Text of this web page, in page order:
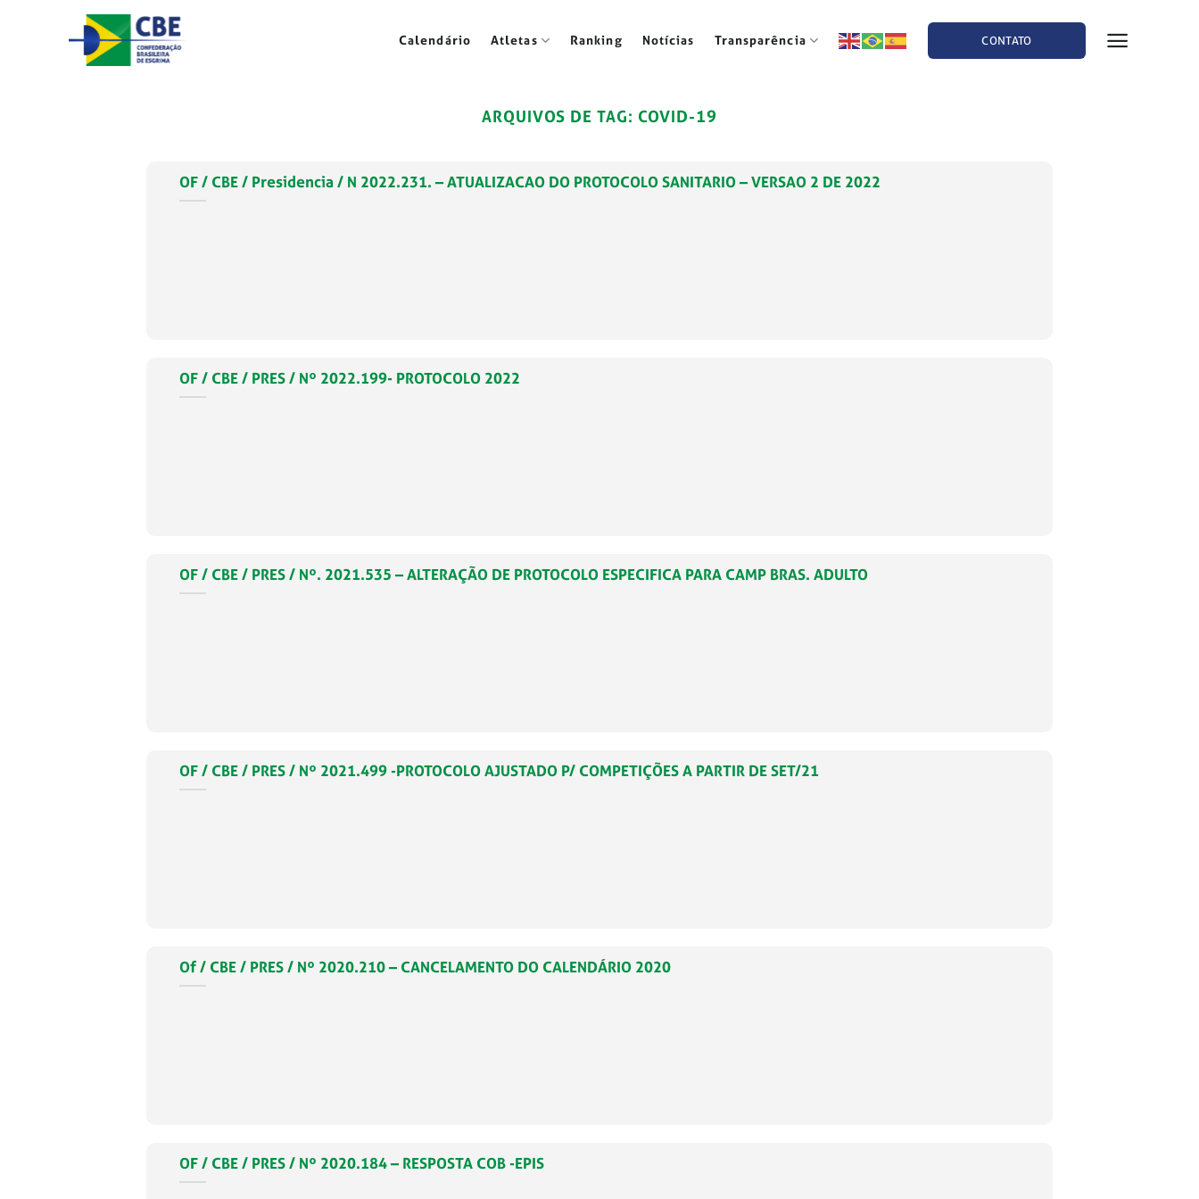
Calendário Atletas Ranking Notícias Transparência CONTATO
ARQUIVOS DE TAG: COVID-19
OF / CBE / Presidencia / N 2022.231. – ATUALIZACAO DO PROTOCOLO SANITARIO – VERSAO 2 DE 2022
OF / CBE / PRES / Nº 2022.199- PROTOCOLO 2022
OF / CBE / PRES / Nº. 2021.535 – ALTERAÇÃO DE PROTOCOLO ESPECIFICA PARA CAMP BRAS. ADULTO
OF / CBE / PRES / Nº 2021.499 -PROTOCOLO AJUSTADO P/ COMPETIÇÕES A PARTIR DE SET/21
Of / CBE / PRES / Nº 2020.210 – CANCELAMENTO DO CALENDÁRIO 2020
OF / CBE / PRES / Nº 2020.184 – RESPOSTA COB -EPIS